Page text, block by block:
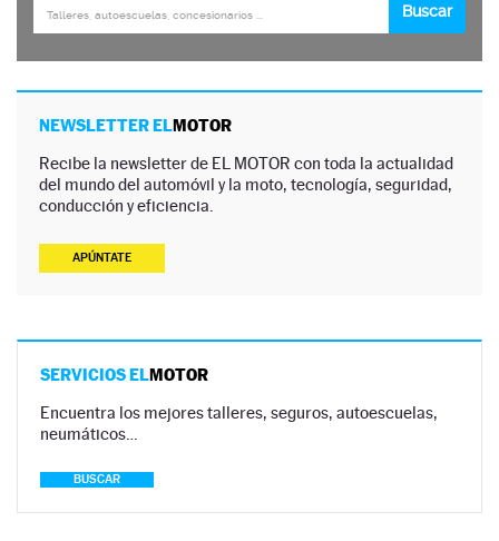
NEWSLETTER ELMOTOR
Recibe la newsletter de EL MOTOR con toda la actualidad
del mundo del automóvil y la moto, tecnología, seguridad,
conducción y eficiencia.
APÚNTATE
SERVICIOS ELMOTOR
Encuentra los mejores talleres, seguros, autoescuelas,
neumáticos…
BUSCAR